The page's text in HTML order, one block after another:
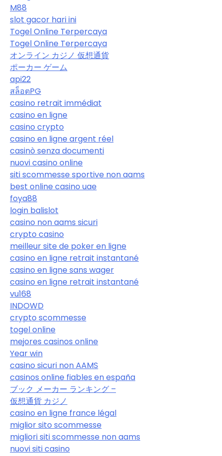
M88
slot gacor hari ini
Togel Online Terpercaya
Togel Online Terpercaya
オンライン カジノ 仮想通貨
ポーカー ゲーム
api22
สล็อตPG
casino retrait immédiat
casino en ligne
casino crypto
casino en ligne argent réel
casinò senza documenti
nuovi casino online
siti scommesse sportive non aams
best online casino uae
foya88
login balislot
casino non aams sicuri
crypto casino
meilleur site de poker en ligne
casino en ligne retrait instantané
casino en ligne sans wager
casino en ligne retrait instantané
vu168
INDOWD
crypto scommesse
togel online
mejores casinos online
Year win
casino sicuri non AAMS
casinos online fiables en españa
ブック メーカー ランキング –
仮想通貨 カジノ
casino en ligne france légal
miglior sito scommesse
migliori siti scommesse non aams
nuovi siti casino